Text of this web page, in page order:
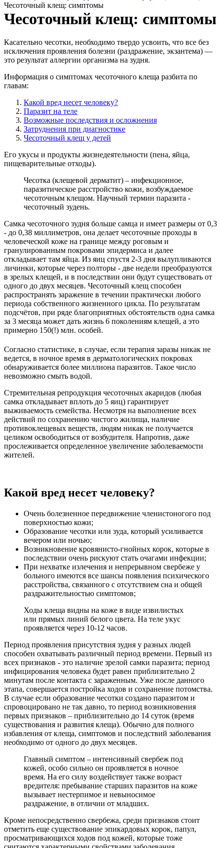
Чесоточный клещ: симптомы
Чесоточный клещ: симптомы
Касательно чесотки, необходимо твердо усвоить, что все без
исключения проявления болезни (раздражение, экзантема) —
это результат аллергии организма на зудня.
Информация о симптомах чесоточного клеща разбита по
главам:
Какой вред несет человеку?
Паразит на теле
Возможные последствия и осложнения
Затруднения при диагностике
Чесоточный клещ у детей
Его укусы и продукты жизнедеятельности (пена, яйца,
пищеварительные отходы).
Чесотка (клещевой дерматит) – инфекционное,
паразитическое расстройство кожи, возбуждаемое
чесоточным клещом. Научный термин паразита -
чесоточный зудень.
Самка чесоточного зудня больше самца и имеет размеры от 0,3
- до 0,38 миллиметров, она делает чесоточные проходы в
человеческой коже на границе между роговым и
гранулированным покровами эпидермиса и далее
откладывает там яйца. Из яиц спустя 2-3 дня вылупливаются
личинки, которые через полторы - две недели преобразуются
в зрелых клещей, и в последствии они будут существовать от
одного до двух месяцев. Чесоточный клещ способен
распространять заражение в течении практически любого
периода собственного жизненного цикла. По результатам
подсчётов, при ряде благоприятных обстоятельств одна самка
за 3 месяца может дать жизнь 6 поколениям клещей, а это
примерно 150(!) млн. особей.
Согласно статистике, в случае, если терапия заразы никак не
ведется, в ночное время в дерматологических покровах
обнаруживается более миллиона паразитов. Такое число
невозможно смыть водой.
Стремительная репродукция чесоточных акаридов (любая
самка откладывает вплоть до 5 яиц) гарантирует
выживаемость семейства. Несмотря на выполнение всех
действий по сохранению чистого жилища, наличие
противоклещевых веществ, людям никак не получается
целиком освободиться от возбудителя. Напротив, даже
прослеживается определенное увеличение заболеваемости
жителей.
Какой вред несет человеку?
Очень болезненное передвижение членистоногого под
поверхностью кожи;
Образование чесотки или зуда, который усиливается
вечером или ночью;
Возникновение кровянисто-гнойных корок, которые в
последствии очень рискуют стать очагами инфекции;
При нехватке излечения и непрерывном свербеже у
больного имеются все шансы появления психического
расстройства, связанного с отсутствием сна и общей
раздражительностью симптомов;
Ходы клеща видны на коже в виде извилистых
или прямых линий белого цвета. На теле укус
проявляется через 10-12 часов.
Период проявления присутствия зудня у разных людей
способен охватывать различный период времени. Первый из
всех признаков - это наличие зрелой самки паразита; период
инфицирования человека будет равен приблизительно 2
минутам после контакта с зараженным. Уже после данного
этапа, совершается постройка ходов и сохранение потомства.
В случае если образование чесотки создано паразитом и
спровоцировано не так давно, то период возникновения
первых признаков – приблизительно до 14 суток (время
существования и развития клеща). Обычно для полного
избавления от клеща, симптомов и последствий заболевания
необходимо от одного до двух месяцев.
Главный симптом – интенсивный свербеж под
кожей, особо сильно он проявляется в ночное
время. На его силу воздействует также возраст
вредителя: пребывание старших паразитов на коже
вызывает нестерпимое и невыносимое
раздражение, в отличии от младших.
Кроме непосредственно свербежа, среди признаков стоит
отметить еще существование эпикардовых корок, папул,
просматривающихся ходов под кожей, которые тоже